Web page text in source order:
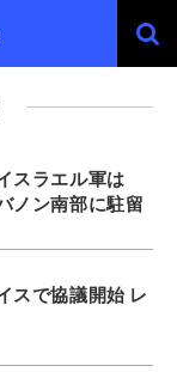
スラエル軍は
ノン南部に駐留
スで協議開始 レ